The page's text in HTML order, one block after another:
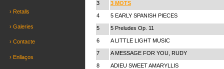
› Retalls
› Galeries
› Contacte
› Enllaços
3 3 MOTS
4 5 EARLY SPANISH PIECES
5 5 Preludes Op. 11
6 A LITTLE LIGHT MUSIC
7 A MESSAGE FOR YOU, RUDY
8 ADIEU SWEET AMARYLLIS